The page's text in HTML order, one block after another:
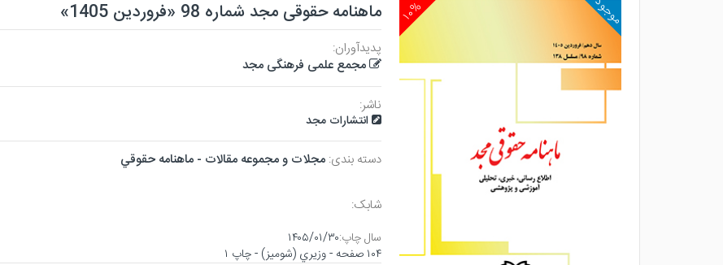
۱۰% موجود ماهنامه حقوقی مجد شماره 98 «فروردین 1405»
پدیدآوران:
مجمع علمی فرهنگی مجد
ناشر:
انتشارات مجد
دسته بندی:مجلات و مجموعه مقالات - ماهنامه حقوقي
شابک:
سال چاپ:۱۴۰۵/۰۱/۳۰
۱۰۴ صفحه - وزيري (شوميز) - چاپ ۱